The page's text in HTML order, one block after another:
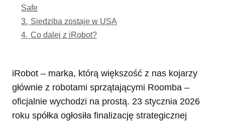
Safe
3. Siedziba zostaje w USA
4. Co dalej z iRobot?
iRobot – marka, którą większość z nas kojarzy
głównie z robotami sprzątającymi Roomba –
oficjalnie wychodzi na prostą. 23 stycznia 2026
roku spółka ogłosiła finalizację strategicznej